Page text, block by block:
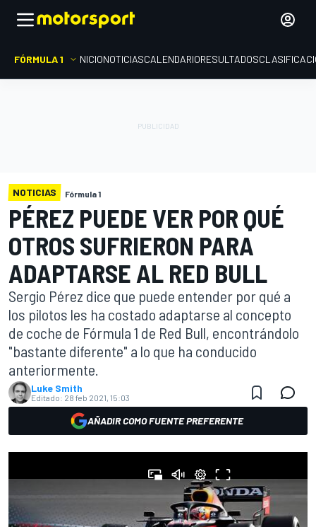
FÓRMULA 1 INICIONOTICIASCALENDARIORESULTADOS
NOTICIAS Fórmula 1
PÉREZ PUEDE VER POR QUÉ
OTROS SUFRIERON PARA
ADAPTARSE AL RED BULL
Sergio Pérez dice que puede entender por qué a
los pilotos les ha costado adaptarse al concepto
de coche de Fórmula 1 de Red Bull, encontrándolo
"bastante diferente" a lo que ha conducido
anteriormente.
Luke Smith
Editado: 28 feb 2021, 15:03
AÑADIR COMO FUENTE PREFERENTE